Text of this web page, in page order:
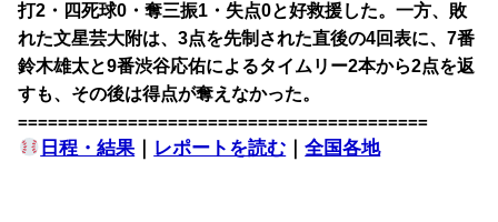
打2・四死球0・奪三振1・失点0と好救援した。一方、敗
れた文星芸大附は、3点を先制された直後の4回表に、7番
鈴木雄太と9番渋谷応佑によるタイムリー2本から2点を返
すも、その後は得点が奪えなかった。
=========================================
日程・結果｜ レポートを読む ｜全国各地